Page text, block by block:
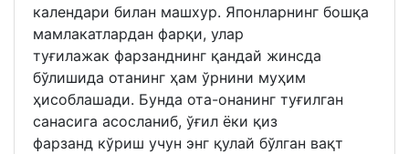
календари билан машхур. Японларнинг бошқа
мамлакатлардан фарқи, улар
туғилажак фарзанднинг қандай жинсда
бўлишида отанинг ҳам ўрнини муҳим
ҳисоблашади. Бунда ота-онанинг туғилган
санасига асосланиб, ўғил ёки қиз
фарзанд кўриш учун энг қулай бўлган вақт